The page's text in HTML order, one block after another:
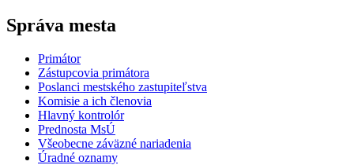
Správa mesta
Primátor
Zástupcovia primátora
Poslanci mestského zastupiteľstva
Komisie a ich členovia
Hlavný kontrolór
Prednosta MsÚ
Všeobecne záväzné nariadenia
Úradné oznamy